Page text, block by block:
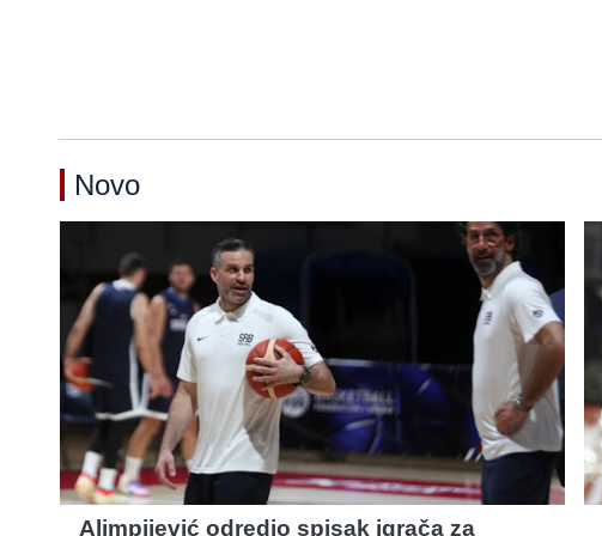
Novo
Alimpijević odredio spisak igrača za